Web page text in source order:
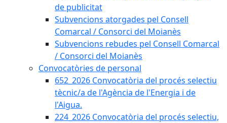
de publicitat
Subvencions atorgades pel Consell
Comarcal / Consorci del Moianès
Subvencions rebudes pel Consell Comarcal
/ Consorci del Moianès
Convocatòries de personal
652_2026 Convocatòria del procés selectiu
tècnic/a de l'Agència de l'Energia i de
l'Aigua.
224_2026 Convocatòria del procés selectiu,